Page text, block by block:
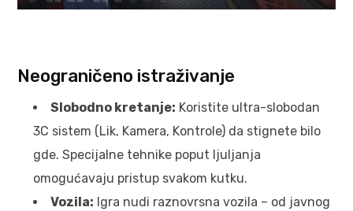
Neograničeno istraživanje
Slobodno kretanje: Koristite ultra-slobodan
3C sistem (Lik, Kamera, Kontrole) da stignete bilo
gde. Specijalne tehnike poput ljuljanja
omogućavaju pristup svakom kutku.
Vozila: Igra nudi raznovrsna vozila – od javnog